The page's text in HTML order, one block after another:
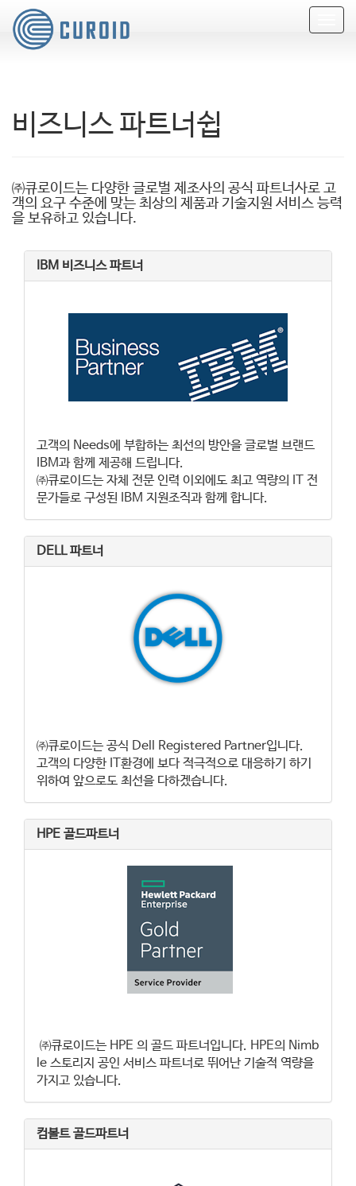
o
g
a
t
비즈니스 파트너쉽
㈜큐로이드는 다양한 글로벌 제조사의 공식 파트너사로 고
객의 요구 수준에 맞는 최상의 제품과 기술지원 서비스 능력
을 보유하고 있습니다.
IBM 비즈니스 파트너
고객의 Needs에 부합하는 최선의 방안을 글로벌 브랜드
IBM과 함께 제공해 드립니다.
㈜큐로이드는 자체 전문 인력 이외에도 최고 역량의 IT 전
문가들로 구성된 IBM 지원조직과 함께 합니다.
DELL 파트너
㈜큐로이드는 공식 Dell Registered Partner입니다.
고객의 다양한 IT환경에 보다 적극적으로 대응하기 하기
위하여 앞으로도 최선을 다하겠습니다.
HPE 골드파트너
㈜큐로이드는 HPE 의 골드 파트너입니다. HPE의 Nimb
le 스토리지 공인 서비스 파트너로 뛰어난 기술적 역량을
가지고 있습니다.
컴볼트 골드파트너